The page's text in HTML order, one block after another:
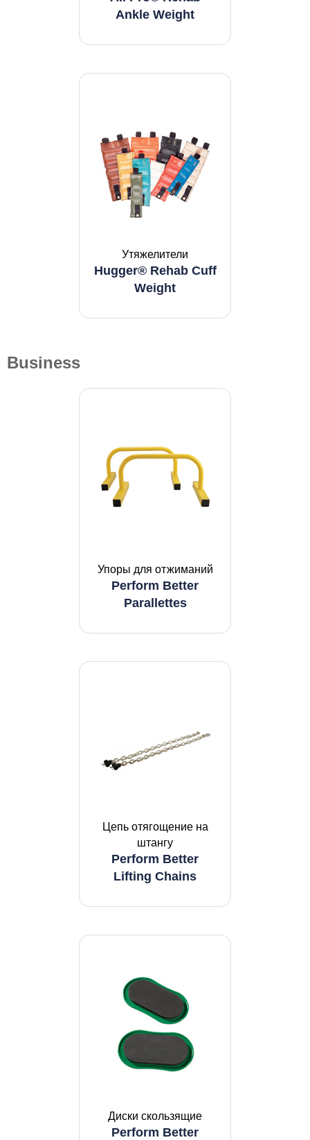
Ankle Weight
Утяжелители
Hugger® Rehab Cuff
Weight
Business
Упоры для отжиманий
Perform Better
Parallettes
Цепь отягощение на
штангу
Perform Better
Lifting Chains
Диски скользящие
Perform Better